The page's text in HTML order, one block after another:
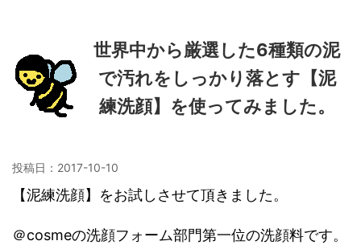
世界中から厳選した6種類の泥
で汚れをしっかり落とす【泥
練洗顔】を使ってみました。
投稿日： 2017-10-10
【泥練洗顔】をお試しさせて頂きました。
＠cosmeの洗顔フォーム部門第一位の洗顔料です。